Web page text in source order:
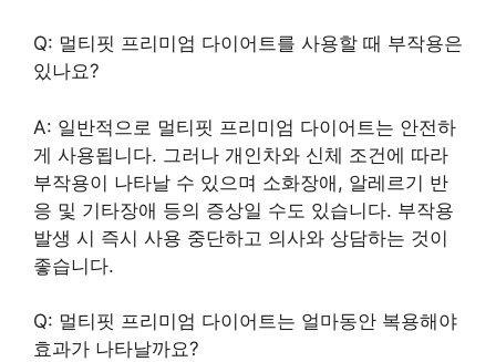
Q: 멀티핏 프리미엄 다이어트를 사용할 때 부작용은
있나요?
A: 일반적으로 멀티핏 프리미엄 다이어트는 안전하
게 사용됩니다. 그러나 개인차와 신체 조건에 따라
부작용이 나타날 수 있으며 소화장애, 알레르기 반
응 및 기타장애 등의 증상일 수도 있습니다. 부작용
발생 시 즉시 사용 중단하고 의사와 상담하는 것이
좋습니다.
Q: 멀티핏 프리미엄 다이어트는 얼마동안 복용해야
효과가 나타날까요?